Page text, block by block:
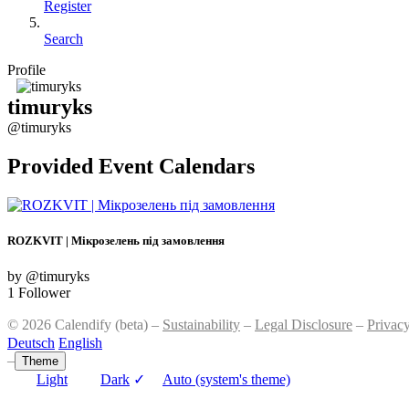
Register
Search
Profile
timuryks
@timuryks
Provided Event Calendars
ROZKVIT | Мікрозелень під замовлення
by @timuryks
1 Follower
© 2026 Calendify (beta) – Sustainability – Legal Disclosure –
Deutsch English
– Theme
Light Dark ✓ Auto (system's theme)